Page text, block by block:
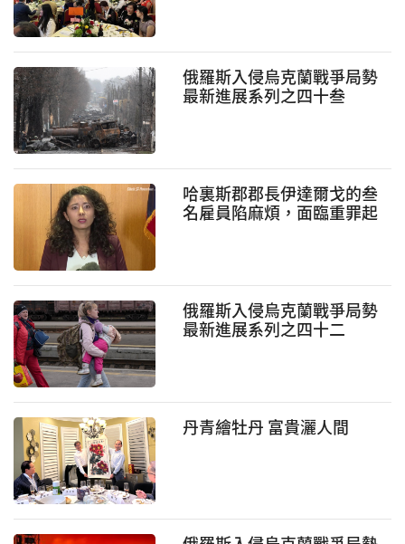
俄羅斯入侵烏克蘭戰爭局勢
最新進展系列之四十叁
哈裏斯郡郡長伊達爾戈的叁
名雇員陷麻煩，面臨重罪起
俄羅斯入侵烏克蘭戰爭局勢
最新進展系列之四十二
丹青繪牡丹 富貴灑人間